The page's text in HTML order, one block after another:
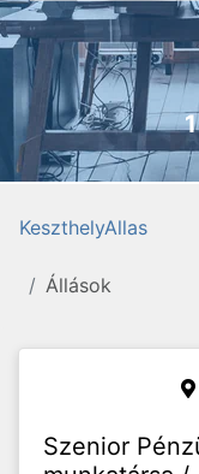
KeszthelyAllas
Állások
Szenior